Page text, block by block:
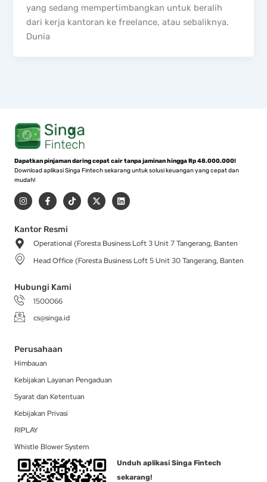
yang sedang mempertimbangkan untuk beralih
dari kerja kantoran ke freelance, atau sebaliknya.
Dunia
Dapatkan pinjaman daring cepat cair tanpa jaminan hingga Rp 48.000.000!
Download aplikasi Singa Fintech sekarang untuk solusi keuangan yang cepat dan
mudah!
I
n
s
a
g
r
a
m
F
a
c
b
o
-
T
i
k
X
-
t
t
r
L
i
n
i
Kantor Resmi
Operational (Foresta Business Loft 3 Unit 7 Tangerang, Banten
Head Office (Foresta Business Loft 5 Unit 30 Tangerang, Banten
Hubungi Kami
1500066
cs@singa.id
Perusahaan
Himbauan
Kebijakan Layanan Pengaduan
Syarat dan Ketentuan
Kebijakan Privasi
RIPLAY
Whistle Blower System
Unduh aplikasi Singa Fintech
sekarang!